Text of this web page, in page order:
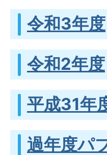
令和3年度
令和2年度
平成31年
過年度パ